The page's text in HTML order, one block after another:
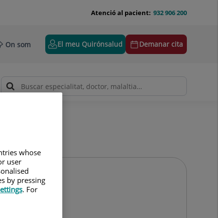
932 906 200
Atenció al pacient:
On som El meu Quirónsalud Demanar cita
whose
user
by pressing
. For